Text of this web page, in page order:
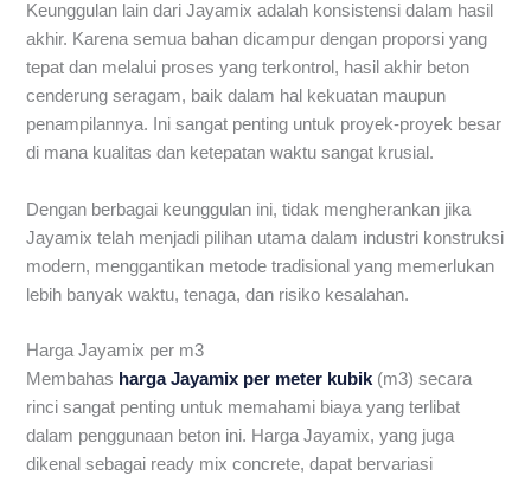
Keunggulan lain dari Jayamix adalah konsistensi dalam hasil
akhir. Karena semua bahan dicampur dengan proporsi yang
tepat dan melalui proses yang terkontrol, hasil akhir beton
cenderung seragam, baik dalam hal kekuatan maupun
penampilannya. Ini sangat penting untuk proyek-proyek besar
di mana kualitas dan ketepatan waktu sangat krusial.
Dengan berbagai keunggulan ini, tidak mengherankan jika
Jayamix telah menjadi pilihan utama dalam industri konstruksi
modern, menggantikan metode tradisional yang memerlukan
lebih banyak waktu, tenaga, dan risiko kesalahan.
Harga Jayamix per m3
Membahas harga Jayamix per meter kubik (m3) secara
rinci sangat penting untuk memahami biaya yang terlibat
dalam penggunaan beton ini. Harga Jayamix, yang juga
dikenal sebagai ready mix concrete, dapat bervariasi